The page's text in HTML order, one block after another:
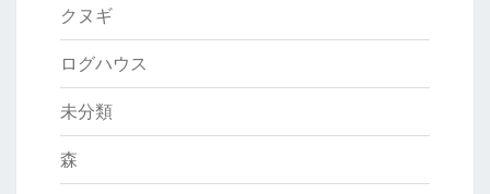
クヌギ
ログハウス
未分類
森